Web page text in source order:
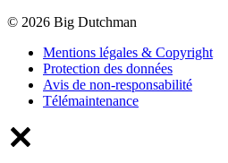
© 2026 Big Dutchman
Mentions légales & Copyright
Protection des données
Avis de non-responsabilité
Télémaintenance